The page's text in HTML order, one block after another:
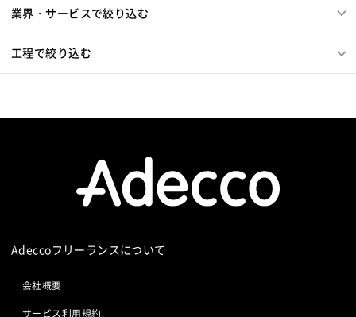
業界・サービスで絞り込む
工程で絞り込む
Adeccoフリーランスについて
会社概要
サービス利用規約